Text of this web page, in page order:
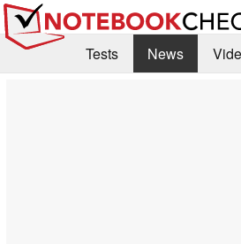
Tests News